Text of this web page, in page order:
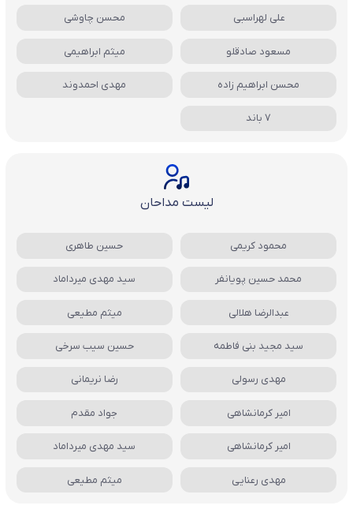
علی لهراسبی محسن چاوشی
مسعود صادقلو میثم ابراهیمی
محسن ابراهیم زاده مهدی احمدوند
7 باند
لیست مداحان
محمود کریمی حسین طاهری
محمد حسین پویانفر سید مهدی میرداماد
عبدالرضا هلالی میثم مطیعی
سید مجید بنی فاطمه حسین سیب سرخی
مهدی رسولی رضا نریمانی
امیر کرمانشاهی جواد مقدم
امیر کرمانشاهی سید مهدی میرداماد
مهدی رعنایی میثم مطیعی